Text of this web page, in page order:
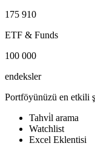
175 910
ETF & Funds
100 000
endeksler
Portföyünüzü en etkili
Tahvi̇l arama
Watchlist
Excel Eklentisi